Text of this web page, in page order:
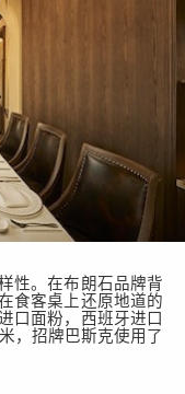
性。在布朗石品牌背
食客桌上还原地道的
口面粉，西班牙进口
，招牌巴斯克使用了